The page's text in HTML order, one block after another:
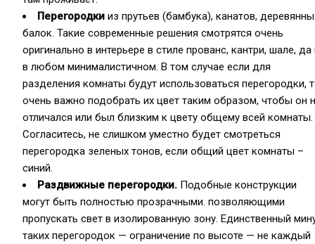
Перегородки из прутьев (бамбука), канатов,
балок. Такие современные решения смотрятся очень
оригинально в интерьере в стиле прованс, кантри, шале, да
в любом минималистичном. В том случае если для
разделения комнаты будут использоваться перегородки,
очень важно подобрать их цвет таким образом, чтобы он
отличался или был близким к цвету общему всей комнаты.
Согласитесь, не слишком уместно будет смотреться
перегородка зеленых тонов, если общий цвет комнаты –
синий.
Раздвижные перегородки. Подобные конструкции
могут быть полностью прозрачными. позволяющими
пропускать свет в изолированную зону. Единственный
таких перегородок — ограничение по высоте — не каждый